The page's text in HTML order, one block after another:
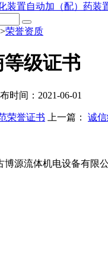
装置自动加（配）药装
>荣誉资质
级证书
时间：2021-06-01
荣誉证书 上一篇： 诚
博源流体机电设备有限